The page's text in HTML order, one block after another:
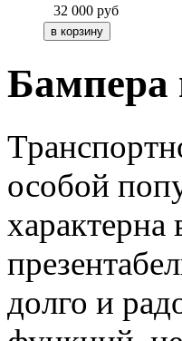
32 000 руб
особой
долго и